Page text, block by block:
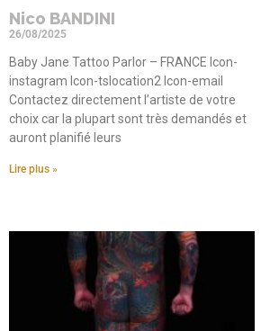
Nico BANDINI
26/08/2025
Baby Jane Tattoo Parlor – FRANCE Icon-
instagram Icon-tslocation2 Icon-email
Contactez directement l’artiste de votre
choix car la plupart sont très demandés et
auront planifié leurs
Lire plus »